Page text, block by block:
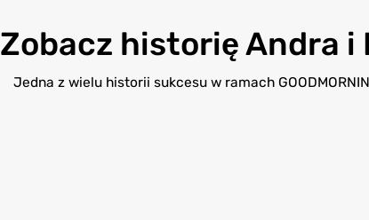
Zobacz historię Andra
Jedna z wielu historii sukcesu w ramach